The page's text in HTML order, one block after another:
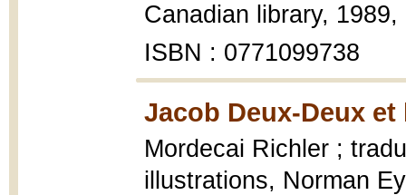
Canadian library,
ISBN : 0771099738
Jacob Deux-Deux
Mordecai Richler ;
illustrations, Norman